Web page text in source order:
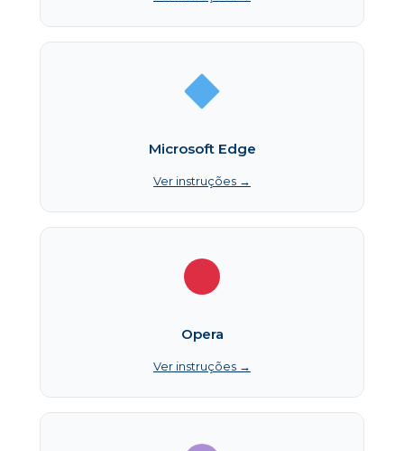
Microsoft Edge
Ver instruções →
Opera
Ver instruções →